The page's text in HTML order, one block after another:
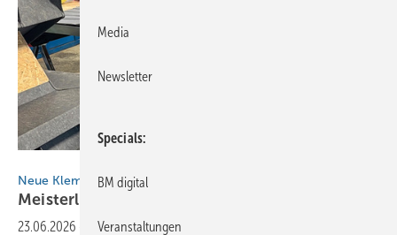
Neue Klempnermeister an der Spree
Me isterliches
23.06.2026
Acht frisch gebackene Klempnermeister überzeugten bei
Media
Newsletter
Specials
BM digital
Veranstaltungen